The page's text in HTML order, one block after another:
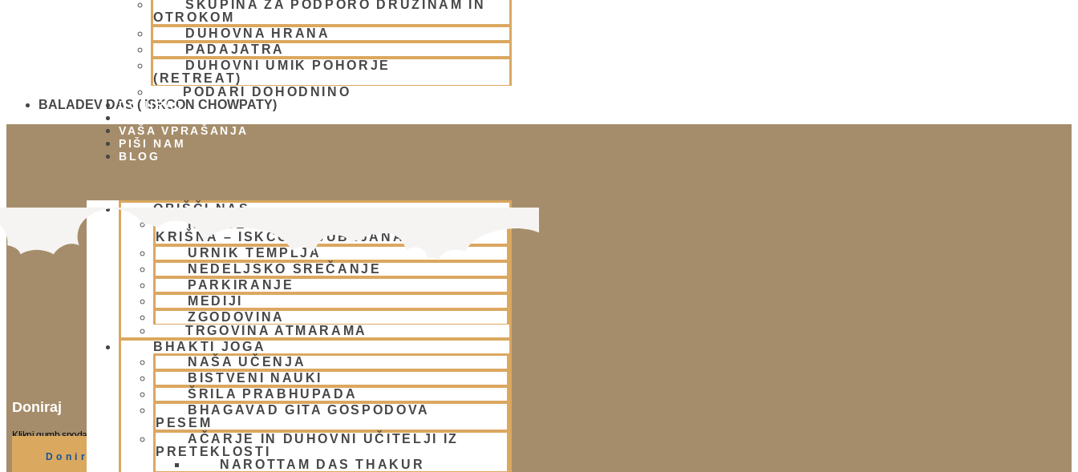
SKUPINA ZA PODPORO DRUŽINAM IN
OTROKOM
DUHOVNA HRANA
PADAJATRA
DUHOVNI UMIK POHORJE
(RETREAT)
PODARI DOHODNINO
DONIRAJ
VAŠA VPRAŠANJA
PIŠI NAM
BLOG
OBIŠČI NAS
KJE SE NAHAJAMO – TEMPELJ HARE
KRIŠNA – ISKCON LJUBLJANA
URNIK TEMPLJA
NEDELJSKO SREČANJE
PARKIRANJE
MEDIJI
ZGODOVINA
TRGOVINA ATMARAMA
BHAKTI JOGA
NAŠA UČENJA
BISTVENI NAUKI
ŠRILA PRABHUPADA
BHAGAVAD GITA GOSPODOVA
PESEM
AČARJE IN DUHOVNI UČITELJI IZ
PRETEKLOSTI
NAROTTAM DAS THAKUR
BALADEV DAS ( ISKCON CHOWPATY)
Doniraj
Klikni gumb spodaj.
Doniraj